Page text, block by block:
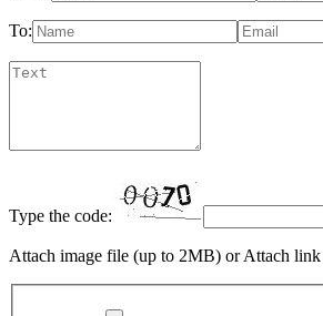
To:
Type the code:
Attach image file (up to 2MB) or Attach